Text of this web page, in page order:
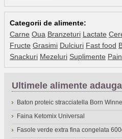
Categorii de alimente:
Carne Oua Branzeturi Lactate
Fructe Grasimi Dulciuri Fast food
Snackuri Mezeluri Suplimente
Ultimele alimente
Baton proteic stracciatella Born
Faina Ketomix Universal
Fasole verde extra fina congelata